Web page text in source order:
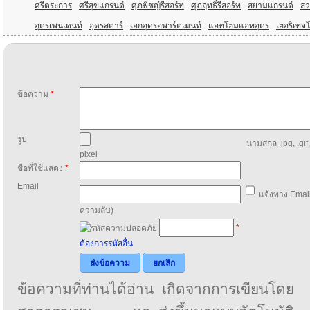
ศรีตระการ ศรีสุขแกรนด์ ศุภพิชญ์รีสอร์ท ศุภฤทธิ์รีสอร์ท สยามแกรนด์ ส
อุดรเพนเดนท์ อุดรสตาร์ เอกอุดรอพาร์ตเมนท์ แอทโฮมแอทอุดร เฮอริเทจ
ข้อความ *
รูป
นามสกุล .jpg,
pixel
ชื่อที่ใช้แสดง *
Email
แจ้งทาง
ความลับ)
*
ต้องการรหัสอื่น
ส่งข้อความ
ยกเลิก
ข้อความที่ท่านได้อ่าน เกิดจากการเขียนโดย